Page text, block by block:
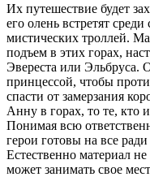
Их путешествие будет
его олень встретят
мистических троллей.
подъем в этих горах,
Эвереста или Эльбруса.
принцессой, чтобы
спасти от замерзания
Анну в горах, то те, кто
Понимая всю
герои готовы на все
Естественно материал
может занимать свое